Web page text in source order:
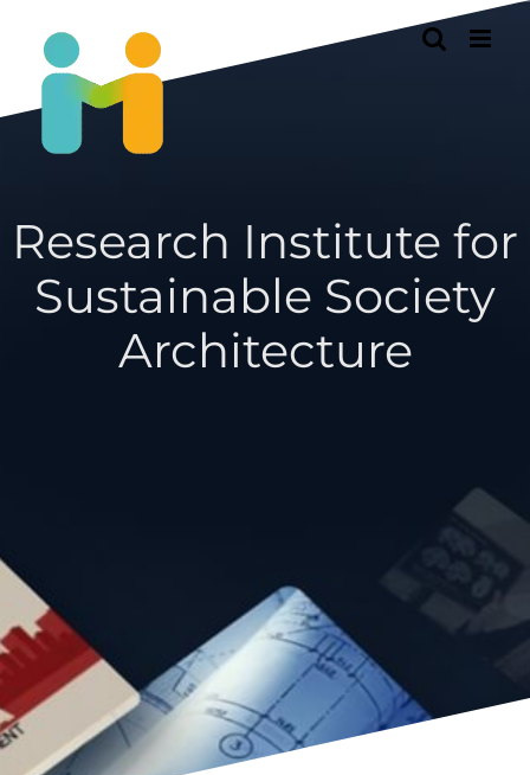
contenu
Research Institute for
Sustainable Society
Architecture